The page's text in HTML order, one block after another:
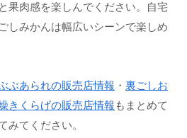
果肉感を楽しんでください。自宅
しみかんは幅広いシーンで楽しめ
ぶあられの販売店情報 ・ 裏ごしお
きくらげの販売店情報 もまとめて
みてください。